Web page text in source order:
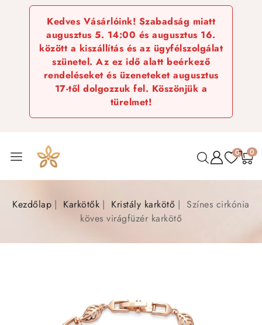
Kedves Vásárlóink! Szabadság miatt
augusztus 5. 14:00 és augusztus 16.
között a kiszállítás és az ügyfélszolgálat
szünetel. Az ez idő alatt beérkező
rendeléseket és üzeneteket augusztus
17-től dolgozzuk fel. Köszönjük a
türelmet!
0 0
Kezdőlap Karkötők Kristály karkötő
Színes cirkónia
köves virágfüzér karkötő